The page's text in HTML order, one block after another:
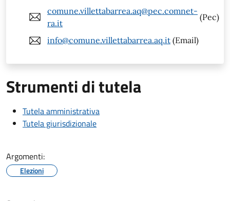
comune.villettabarrea.aq@pec.comnet-
ra.it
(Pec)
info@comune.villettabarrea.aq.it (Email)
Strumenti di tutela
Tutela amministrativa
Tutela giurisdizionale
Argomenti:
Elezioni